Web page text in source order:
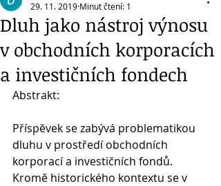
Dluh jako nástroj výnosu
v obchodních korporacích
a investičních fondech
29. 11. 2019 Minut čtení: 1
Abstrakt:
Příspěvek se zabývá problematikou
dluhu v prostředí obchodních
korporací a investičních fondů.
Kromě historického kontextu se v